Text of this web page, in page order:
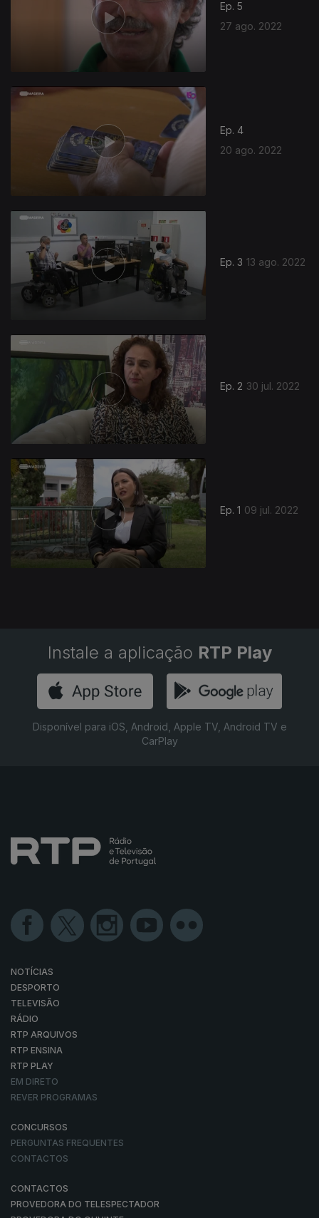
Ep. 5
27 ago. 2022
Ep. 4
20 ago. 2022
Ep. 3 13 ago. 2022
Ep. 2 30 jul. 2022
Ep. 1 09 jul. 2022
628674
Instale a aplicação RTP Play
Disponível para iOS, Android, Apple TV, Android TV e
CarPlay
NOTÍCIAS
DESPORTO
TELEVISÃO
RÁDIO
RTP ARQUIVOS
RTP ENSINA
RTP PLAY
EM DIRETO
REVER PROGRAMAS
CONCURSOS
PERGUNTAS FREQUENTES
CONTACTOS
CONTACTOS
PROVEDORA DO TELESPECTADOR